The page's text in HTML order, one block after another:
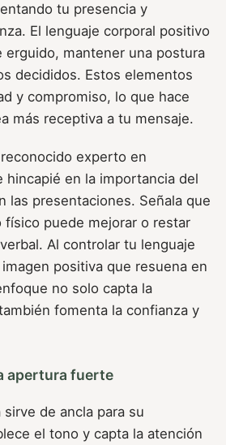
tu presencia y
El lenguaje corporal positivo
erguido, mantener una postura
decididos. Estos elementos
y compromiso, lo que hace
más receptiva a tu mensaje.
experto en
hincapié en la importancia del
las presentaciones. Señala que
puede mejorar o restar
Al controlar tu lenguaje
positiva que resuena en
no solo capta la
fomenta la confianza y
apertura fuerte
de ancla para su
el tono y capta la atención